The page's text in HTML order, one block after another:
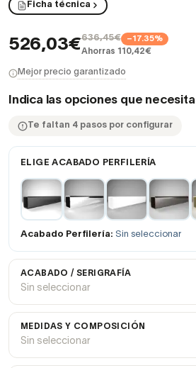
Ficha técnica
526,03€636,45€ −17.35%
Ahorras 110,42€
Mejor precio garantizado
Indica las opciones que
Te faltan 4 pasos por configurar
ELIGE ACABADO PERFILERÍA
Acabado Perfilería: Sin seleccionar
ACABADO / SERIGRAFÍA
Sin seleccionar
MEDIDAS Y COMPOSICIÓN
Sin seleccionar